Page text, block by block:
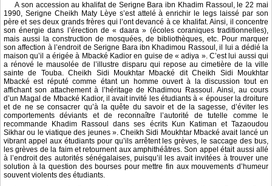
A son accession au khalifat de Serigne Bara ibn Khadim Rassoul, le 22 mai
1990, Serigne Cheikh Maty Lèye s’est attelé à enrichir le legs laissé par son
père et ses deux grands frères qui l’ont devancé à ce khalifat. Ainsi, il concentre
son énergie dans l’érection de « daara » (écoles coraniques traditionnelles),
mais aussi la construction de mosquées, de bibliothèques, etc. Pour marquer
son affection à l’endroit de Serigne Bara ibn Khadimou Rassoul, il lui a dédié la
maison qu’il a érigée à Mbacké Kadior en guise de « adiya ». C’est lui aussi qui
a rénové le mausolée de l’illustre disparu qui repose au cimetière de la ville
sainte de Touba. Cheikh Sidi Moukhtar Mbacké dit Cheikh Sidi Moukhtar
Mbacké est réputé comme étant un homme ouvert à la discussion tout en
affichant son attachement à l’héritage de Khadimou Rassoul. Ainsi, au cours
d’un Magal de Mbacké Kadior, il avait invité les étudiants à « épouser la droiture
et de ne se consacrer qu’à la quête du savoir et de la sagesse, d’éviter les
comportements déviants et de reconnaître l’autorité de tutelle comme le
recommande Khadim Rassoul dans ses écrits Kun Katiman et Tazaoudou
Sikhar ou le viatique des jeunes ». Cheikh Sidi Moukhtar Mbacké avait lancé un
vibrant appel aux étudiants pour qu’ils arrêtent les grèves, le saccage des bus,
les grèves de la faim et retournent aux amphithéâtres. Son appel était aussi allé
à l’endroit des autorités sénégalaises, puisqu’il les avait invitées à trouver une
solution à la question des bourses pour mettre fin aux mouvements d’humeur
souvent violents des étudiants.